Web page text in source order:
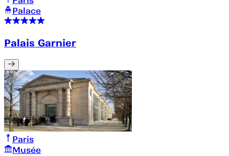
Palace
Palais Garnier
Paris
Musée